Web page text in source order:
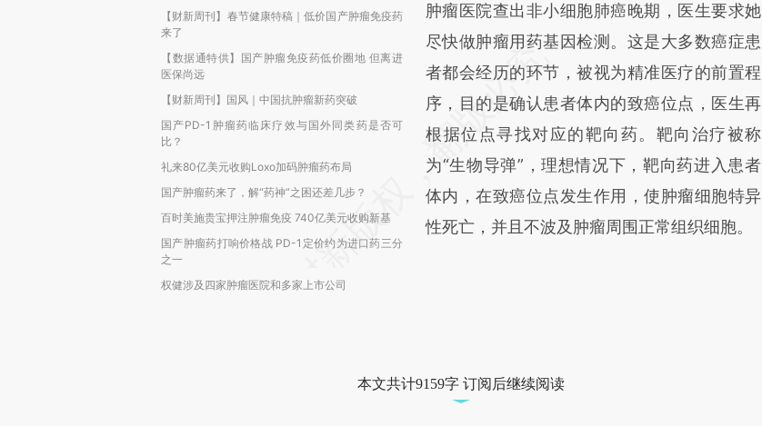
【财新周刊】春节健康特稿｜低价国产肿瘤免疫药
来了
【数据通特供】国产肿瘤免疫药低价圈地 但离进
医保尚远
【财新周刊】国风｜中国抗肿瘤新药突破
国产PD-1肿瘤药临床疗效与国外同类药是否可
比？
礼来80亿美元收购Loxo加码肿瘤药布局
国产肿瘤药来了，解“药神”之困还差几步？
百时美施贵宝押注肿瘤免疫 740亿美元收购新基
国产肿瘤药打响价格战 PD-1定价约为进口药三分
之一
权健涉及四家肿瘤医院和多家上市公司
肿瘤医院查出非小细胞肺癌晚期，医生要求她
尽快做肿瘤用药基因检测。这是大多数癌症患
者都会经历的环节，被视为精准医疗的前置程
序，目的是确认患者体内的致癌位点，医生再
根据位点寻找对应的靶向药。靶向治疗被称
为“生物导弹”，理想情况下，靶向药进入患者
体内，在致癌位点发生作用，使肿瘤细胞特异
性死亡，并且不波及肿瘤周围正常组织细胞。
本文共计9159字 订阅后继续阅读